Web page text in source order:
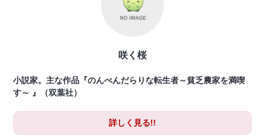
咲く桜
小説家。主な作品『のんべんだらりな転生者～貧乏農家を満喫
す～ 』（双葉社）
詳しく見る!!